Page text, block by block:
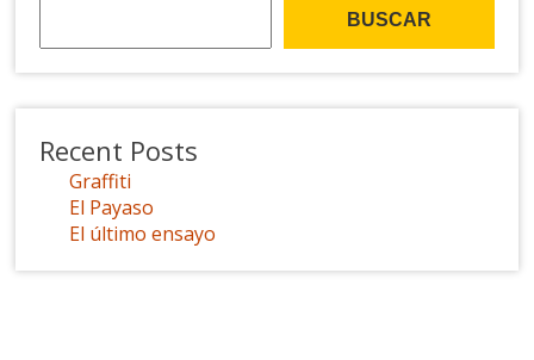
BUSCAR
Recent Posts
Graffiti
El Payaso
El último ensayo